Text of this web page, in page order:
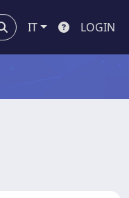
IT LOGIN